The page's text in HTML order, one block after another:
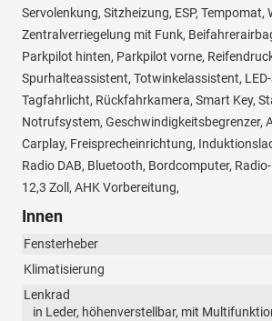
Servolenkung, Sitzheizung, ESP, Tempomat,
Zentralverriegelung mit Funk,
Parkpilot hinten, Parkpilot vorne,
Spurhalteassistent, Totwinkelassistent,
Tagfahrlicht, Rückfahrkamera, Smart Key,
Notrufsystem, Geschwindigkeitsbegrenzer,
Carplay, Freisprecheinrichtung,
Radio DAB, Bluetooth, Bordcomputer,
12,3 Zoll, AHK Vorbereitung,
Innen
Fensterheber
Klimatisierung
Lenkrad
in Leder, höhenverstellbar, mit